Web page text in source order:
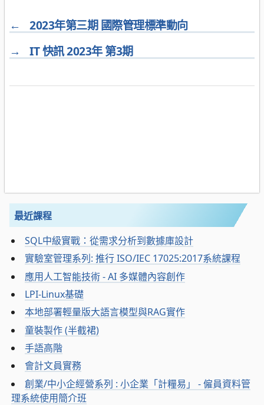
←
2023年第三期 國際管理標準動向
→
IT 快訊 2023年 第3期
最近課程
SQL中級實戰：從需求分析到數據庫設計
實驗室管理系列: 推行 ISO/IEC 17025:2017系統課程
應用人工智能技術 - AI 多媒體內容創作
LPI-Linux基礎
本地部署輕量版大語言模型與RAG實作
童裝製作 (半截裙)
手語高階
會計文員實務
創業/中小企經營系列 : 小企業「計糧易」 - 僱員資料管
理系統使用簡介班